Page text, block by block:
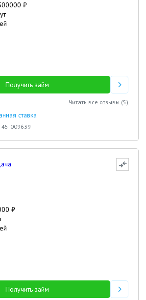
₽
Получить займ
Читать все отзывы (5)
ставка
009639
₽
Получить займ